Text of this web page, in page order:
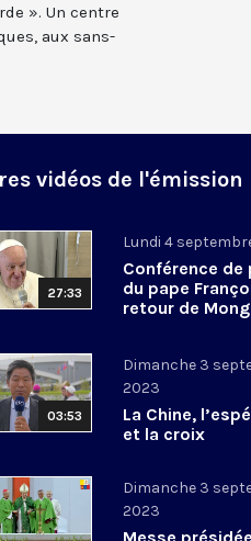
». Un centre
aux sans-
vidéos de l'émission
27:33
Lundi 4
Conférence de
du pape
retour de
03:53
Dimanche 3
2023
La Chine,
et la croix
Dimanche 3
2023
Messe